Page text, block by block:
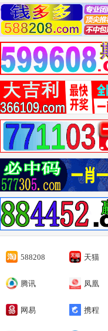
588208 天猫
腾讯 凤凰
网易 携程